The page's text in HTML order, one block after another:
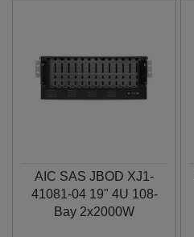
AIC SAS JBOD XJ1-
41081-04 19" 4U 108-
Bay 2x2000W